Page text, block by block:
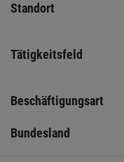
Standort
Tätigkeitsfeld
Beschäftigungsart
Bundesland